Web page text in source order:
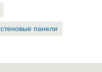
стеновые панели